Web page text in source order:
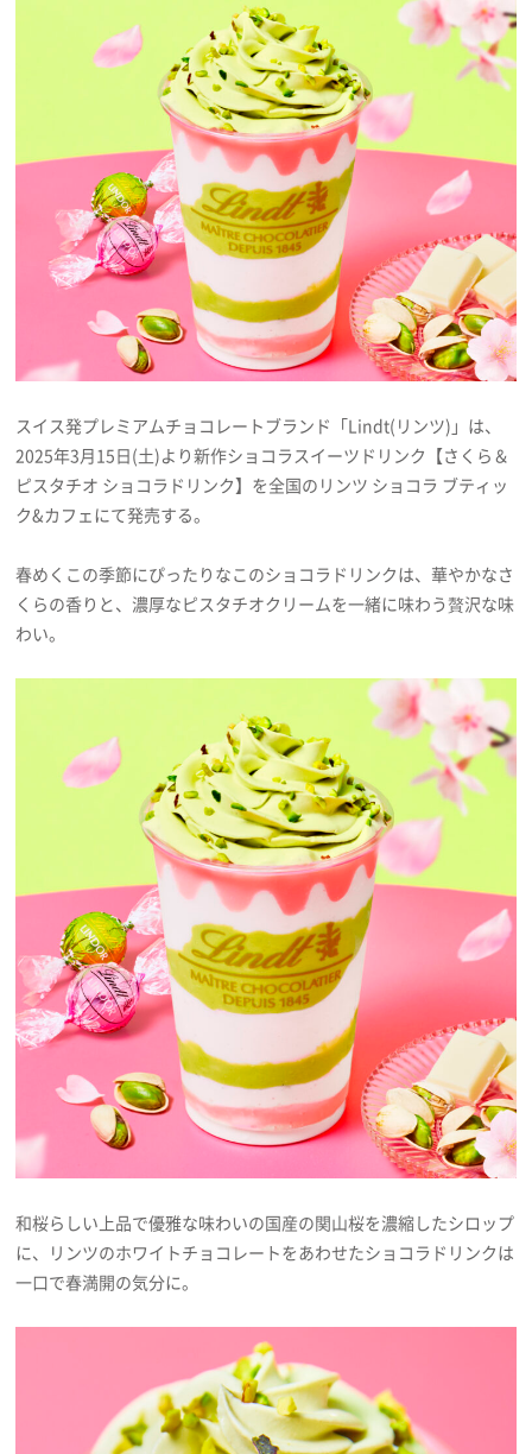
フィルム
ランキング
Emo!miuとは？
免責事項
利用規約
お問い合わせ
スイス発プレミアムチョコレートブランド「Lindt(リンツ)」は、
2025年3月15日(土)より新作ショコラスイーツドリンク【さくら＆
ピスタチオ ショコラドリンク】を全国のリンツ ショコラ ブティッ
ク&カフェにて発売する。
春めくこの季節にぴったりなこのショコラドリンクは、華やかなさ
くらの香りと、濃厚なピスタチオクリームを一緒に味わう贅沢な味
わい。
和桜らしい上品で優雅な味わいの国産の関山桜を濃縮したシロップ
に、リンツのホワイトチョコレートをあわせたショコラドリンクは
一口で春満開の気分に。